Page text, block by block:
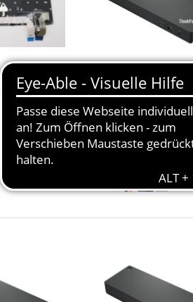
ThinkPad
Dockingstation Lenovo
ThinkPad
Thunderbolt 4
513,88 €
Kostenloser Versand